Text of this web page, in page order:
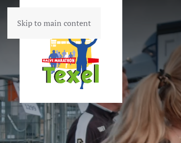
Skip to main content